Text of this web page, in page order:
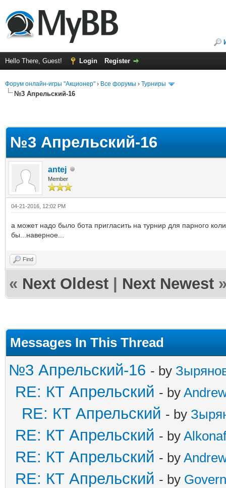
Hello There, Guest! Login Register
Форум онлайн-игры "Акционер" › Все форумы › Турниры
№3 Апрельский-16
№3 Апрельский-16
antej
Member
04-21-2016, 12:02 PM
а может надо было бота пригласить на турнир для парного
бы...наверное...
Find
« Next Oldest Next Newest
Messages In This Thread
№3 Апрельский-16 - by
RE: КТ Апрельский - by
RE: КТ Апрельский - by
RE: КТ Апрельский - by
RE: КТ Апрельский - by
RE: КТ Апрельский - by